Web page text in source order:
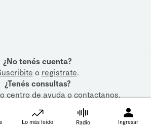
¿No tenés cuenta?
o registrate.
¿Tenés consultas?
centro de ayudaocontactanos.
Lo más leído Radio Ingresar